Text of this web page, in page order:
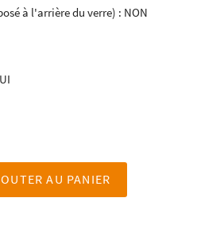
à l'arrière du verre) : NON
AU PANIER